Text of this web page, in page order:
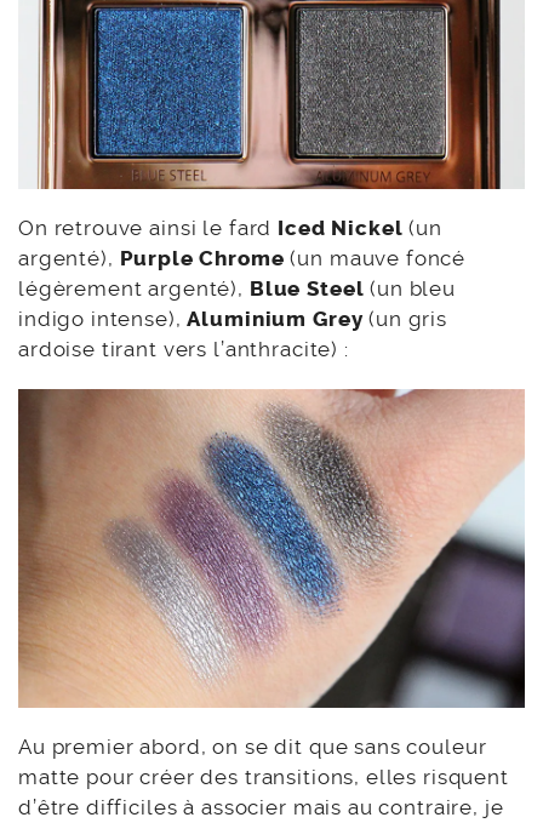
On retrouve ainsi le fard Iced Nickel (un
argenté), Purple Chrome (un mauve foncé
légèrement argenté), Blue Steel (un bleu
indigo intense),Aluminium Grey (un gris
ardoise tirant vers l’anthracite) :
Au premier abord, on se dit que sans couleur
matte pour créer des transitions, elles risquent
d’être difficiles à associer mais au contraire, je